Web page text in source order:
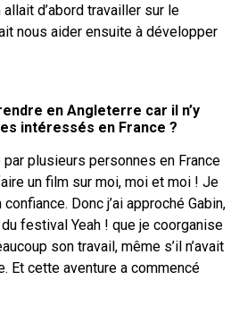
allait d’abord travailler sur le
nous aider ensuite à développer
en Angleterre car il n’y
intéressés en France ?
par plusieurs personnes en France
un film sur moi, moi et moi ! Je
Donc j’ai approché Gabin,
festival Yeah ! que je coorganise
son travail, même s’il n’avait
Et cette aventure a commencé